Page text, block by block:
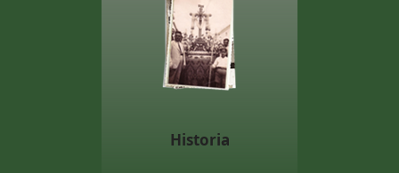
Historia